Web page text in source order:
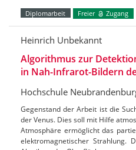
Diplomarbeit Freier Zugang
Heinrich Unbekannt
Algorithmus zur
in Nah-Infrarot-Bildern
Hochschule
Gegenstand der Arbeit ist die
der Venus. Dies soll mit Hilfe
Atmosphäre ermöglicht das
elektromagnetischer Strahlung.